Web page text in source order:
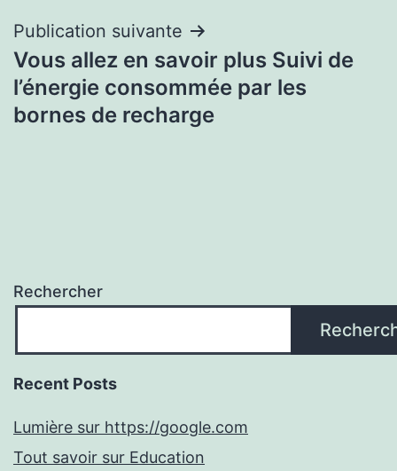
Publication suivante
Vous allez en savoir plus Suivi de
l’énergie consommée par les
bornes de recharge
Rechercher
Recent Posts
Lumière sur https://google.com
Tout savoir sur Education